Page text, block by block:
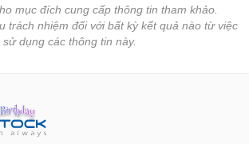
mục đích cung cấp thông tin tham khảo.
trách nhiệm đối với bất kỳ kết quả nào từ việc
sử dụng các thông tin này.